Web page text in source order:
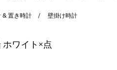
& 置き時計 壁掛け時計
ホワイト×点